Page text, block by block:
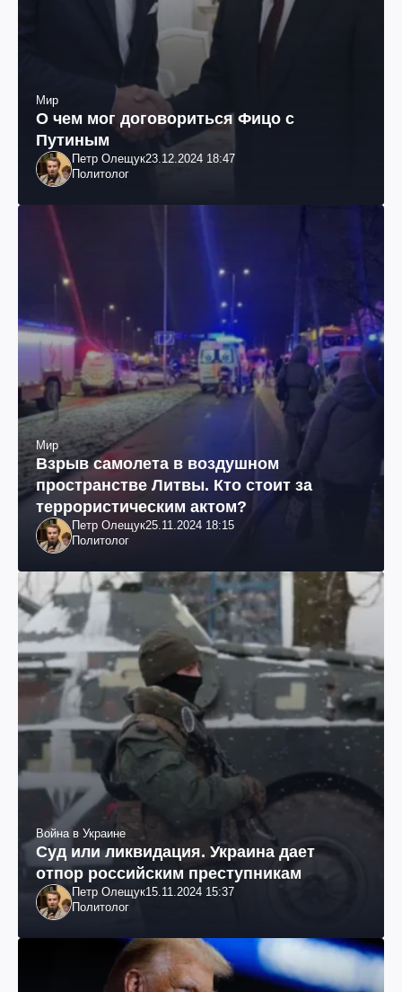
Мир
О чем мог договориться Фицо с
Путиным
Петр Олещук23.12.2024 18:47
Политолог
Мир
Взрыв самолета в воздушном
пространстве Литвы. Кто стоит за
террористическим актом?
Петр Олещук25.11.2024 18:15
Политолог
Война в Украине
Суд или ликвидация. Украина дает
отпор российским преступникам
Петр Олещук15.11.2024 15:37
Политолог